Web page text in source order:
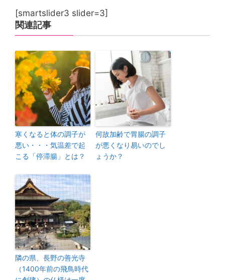
[smartslider3 slider=3]
関連記事
寒くなると体の調子が
悪い・・・気温差で起
こる「停滞腸」とは？
何故加齢で胃腸の調子
が悪くなり易いのでし
ょうか？
隣の県、長野の善光寺
（1400年前の飛鳥時代